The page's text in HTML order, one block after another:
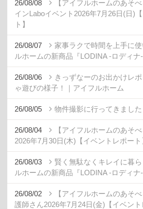
26/08/08
【アイフルホームのあそ
インLaboイベント2026年7月26日(日)
ト】
26/08/07
家事ラクで時間を上手に
ルホームの新商品『LODINA -ロディナ-
26/08/06
きっずなーのお出かけレ
ゃ遊びの様子！｜アイフルホーム
26/08/05 物件撮影に行ってきまし
26/08/04
【アイフルホームのあそ
2026年7月30日(木)【イベントレポート
26/08/03
賢く無駄なくキレイに暮
ルホームの新商品『LODINA -ロディナ-
26/08/02
【アイフルホームのあそ
護師さん2026年7月24日(金)【イベント